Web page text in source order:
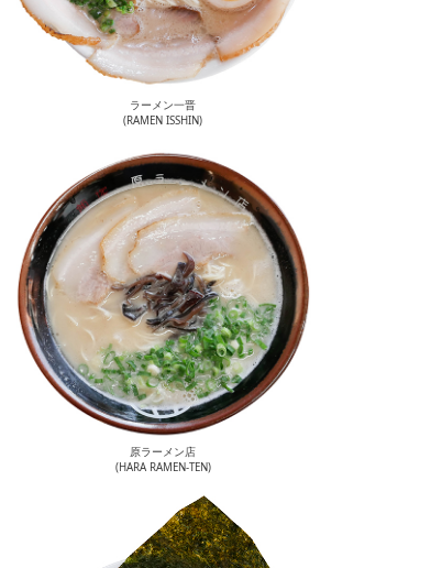
ラーメン一晋
(RAMEN ISSHIN)
原ラーメン店
(HARA RAMEN-TEN)